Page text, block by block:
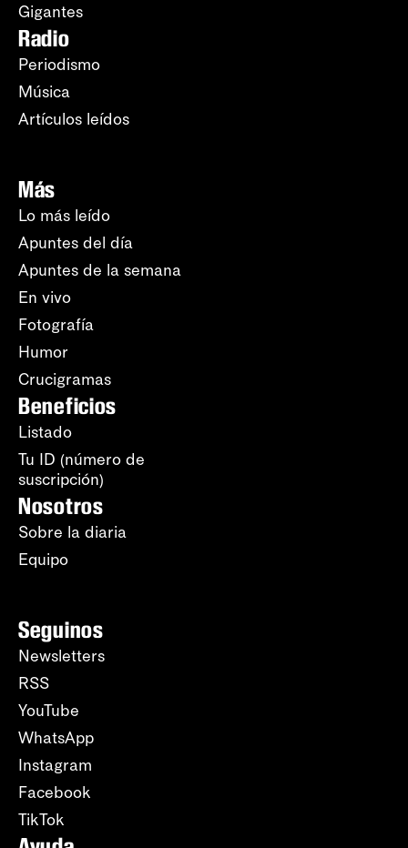
Gigantes
Radio
Periodismo
Música
Artículos leídos
Más
Lo más leído
Apuntes del día
Apuntes de la semana
En vivo
Fotografía
Humor
Crucigramas
Beneficios
Listado
Tu ID (número de
suscripción)
Nosotros
Sobre la diaria
Equipo
Seguinos
Newsletters
RSS
YouTube
WhatsApp
Instagram
Facebook
TikTok